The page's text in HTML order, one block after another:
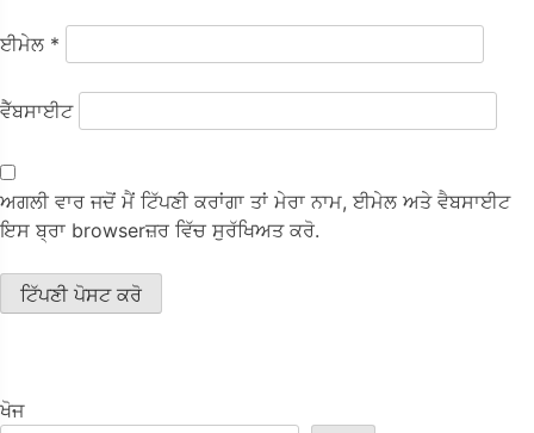
ਈਮੇਲ *
ਵੈੱਬਸਾਈਟ
ਅਗਲੀ ਵਾਰ ਜਦੋਂ ਮੈਂ ਟਿੱਪਣੀ ਕਰਾਂਗਾ ਤਾਂ ਮੇਰਾ ਨਾਮ, ਈਮੇਲ ਅਤੇ ਵੈਬਸਾਈਟ
ਇਸ ਬ੍ਰਾ browserਜ਼ਰ ਵਿੱਚ ਸੁਰੱਖਿਅਤ ਕਰੋ.
ਖੋਜ